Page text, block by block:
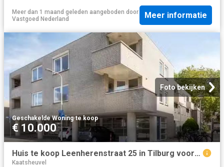
Meer dan 1 maand geleden aangeboden door
Vastgoed Nederland
Meer informatie
Foto bekijken
Geschakelde Woning·te koop
€ 10.000
Huis te koop Leenherenstraat 25 in Tilburg voor € 325.000
Kaatsheuvel